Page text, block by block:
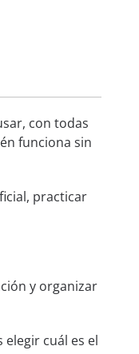
con todas
funciona sin
practicar
y organizar
elegir cuál es el